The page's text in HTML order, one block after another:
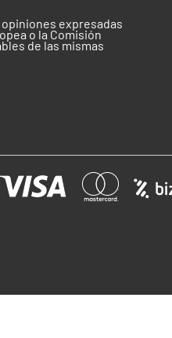
expresadas
o la Comisión
de las mismas